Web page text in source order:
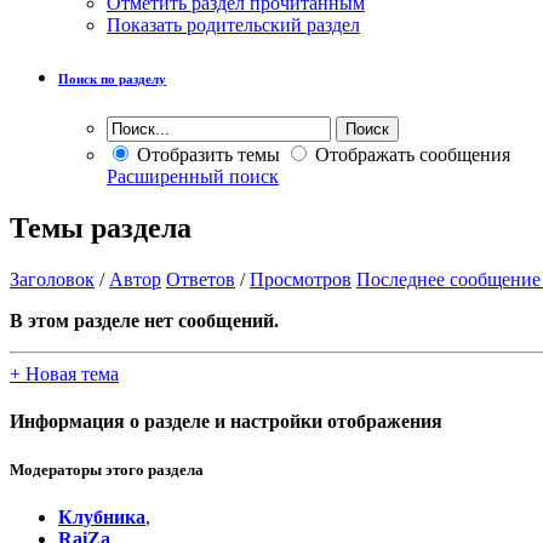
Показать родительский раздел
Поиск по разделу
Отобразить темы
Отображать сообщения
Расширенный поиск
Темы раздела
Заголовок / Автор Ответов /Просмотров Последнее сообщение
В этом разделе нет сообщений.
+ Новая тема
Информация о разделе и настройки отображения
Модераторы этого раздела
Клубника,
RaiZa